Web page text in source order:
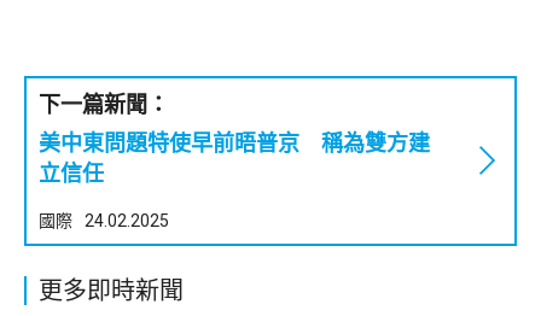
下一篇新聞：
美中東問題特使早前晤普京 稱為雙方建
立信任
國際 24.02.2025
更多即時新聞